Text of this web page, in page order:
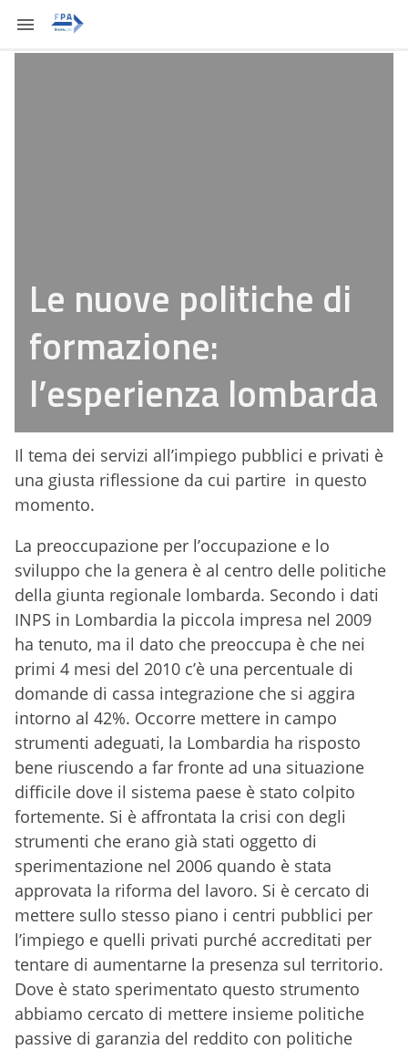
Le nuove politiche di
formazione:
l’esperienza lombarda
Il tema dei servizi all’impiego pubblici e privati è
una giusta riflessione da cui partire in questo
momento.
La preoccupazione per l’occupazione e lo
sviluppo che la genera è al centro delle politiche
della giunta regionale lombarda. Secondo i dati
INPS in Lombardia la piccola impresa nel 2009
ha tenuto, ma il dato che preoccupa è che nei
primi 4 mesi del 2010 c’è una percentuale di
domande di cassa integrazione che si aggira
intorno al 42%. Occorre mettere in campo
strumenti adeguati, la Lombardia ha risposto
bene riuscendo a far fronte ad una situazione
difficile dove il sistema paese è stato colpito
fortemente. Si è affrontata la crisi con degli
strumenti che erano già stati oggetto di
sperimentazione nel 2006 quando è stata
approvata la riforma del lavoro. Si è cercato di
mettere sullo stesso piano i centri pubblici per
l’impiego e quelli privati purché accreditati per
tentare di aumentarne la presenza sul territorio.
Dove è stato sperimentato questo strumento
abbiamo cercato di mettere insieme politiche
passive di garanzia del reddito con politiche